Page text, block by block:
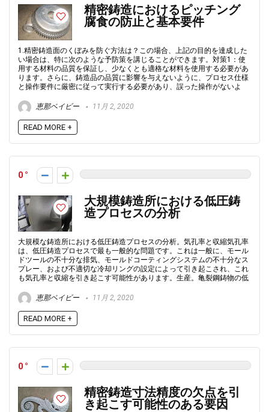
精密鋳造におけるピッチング
腐食の防止と基本要件
1.精密鋳造面のくぼみを防ぐ方法は？この場合、上記の目的を達成した
い場合は、特に次のような予防策を講じることができます。対策1：使
用する材料の品質を保証し、少なくとも適格な材料を使用する必要があ
ります。さらに、鋳造品の品質に影響を与えないように、プロセス仕様
と操作要件に厳密に従って実行する必要があり、誤った操作がないよ
恵那ベイビー 11月 2, 2020
READ MORE +
0
大規模鋳造所における低圧鋳
造プロセスの分析
大規模な鋳造所における低圧鋳造プロセスの分析。気孔率と収縮気孔率
は、低圧鋳造プロセスで最も一般的な問題です。これは一般に、モール
ドツールの不十分な排気、モールドコーティングシステムの不十分なス
プレー、および不適切な冷却リングの設定によって引き起こされ、これ
も気孔率と収縮を引き起こす可能性があります。生産。亀裂鋼鋳物の低
恵那ベイビー 11月 2, 2020
READ MORE +
0
精密鋳造寸法精度の欠点を引
き起こす可能性のある要因